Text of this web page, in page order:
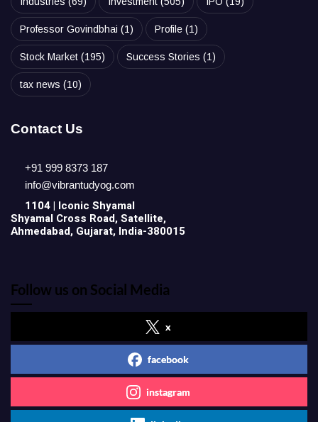
Professor Govindbhai (1) Profile (1)
Stock Market (195) Success Stories (1)
tax news (10)
Contact Us
+91 999 8373 187
info@vibrantudyog.com
1104 | Iconic Shyamal
Shyamal Cross Road, Satellite,
Ahmedabad, Gujarat, India-380015
Follow us on Social Media
x
facebook
instagram